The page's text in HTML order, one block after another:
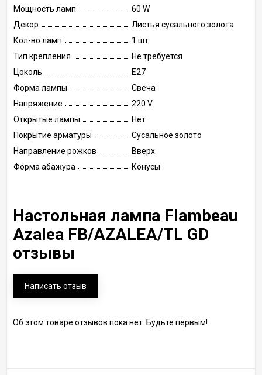
Мощность ламп
60 W
Декор
Листья сусального золота
Кол-во ламп
1 шт
Тип крепления
Не требуется
Цоколь
E27
Форма лампы
Свеча
Напряжение
220 V
Открытые лампы
Нет
Покрытие арматуры
Сусальное золото
Направление рожков
Вверх
Форма абажура
Конусы
Настольная лампа Flambeau
Azalea FB/AZALEA/TL GD
отзывы
Написать отзыв
Об этом товаре отзывов пока нет. Будьте первым!